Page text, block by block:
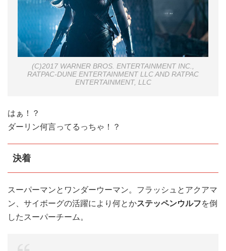
(C)2017 WARNER BROS. ENTERTAINMENT INC.,
RATPAC-DUNE ENTERTAINMENT LLC AND RATPAC
ENTERTAINMENT, LLC
はぁ！？
ダーリン何言ってるっちゃ！？
決着
スーパーマンとワンダーウーマン。フラッシュとアクアマ
ン、サイボーグの活躍により何とかステッペンウルフを倒
したスーパーチーム。